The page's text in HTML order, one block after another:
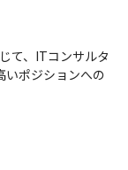
て、ITコンサルタ
いポジションへの